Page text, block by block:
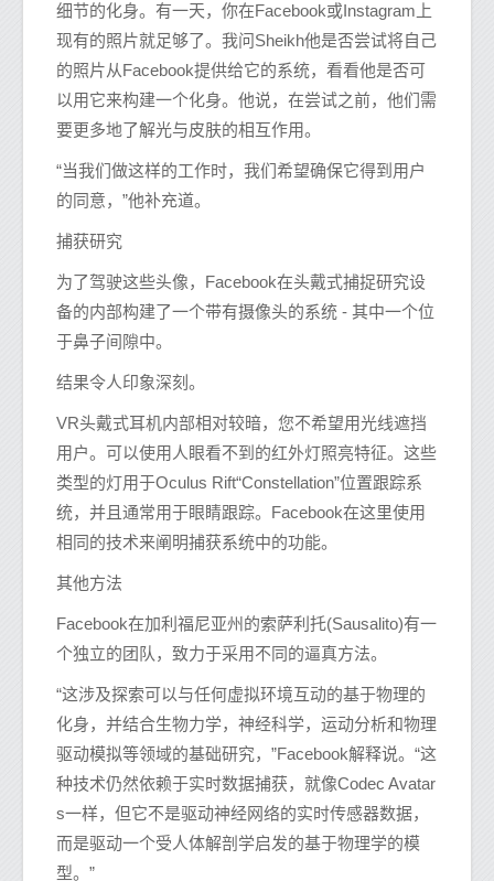
细节的化身。有一天，你在Facebook或Instagram上
现有的照片就足够了。我问Sheikh他是否尝试将自己
的照片从Facebook提供给它的系统，看看他是否可
以用它来构建一个化身。他说，在尝试之前，他们需
要更多地了解光与皮肤的相互作用。
“当我们做这样的工作时，我们希望确保它得到用户
的同意，”他补充道。
捕获研究
为了驾驶这些头像，Facebook在头戴式捕捉研究设
备的内部构建了一个带有摄像头的系统 - 其中一个位
于鼻子间隙中。
结果令人印象深刻。
VR头戴式耳机内部相对较暗，您不希望用光线遮挡
用户。可以使用人眼看不到的红外灯照亮特征。这些
类型的灯用于Oculus Rift“Constellation”位置跟踪系
统，并且通常用于眼睛跟踪。Facebook在这里使用
相同的技术来阐明捕获系统中的功能。
其他方法
Facebook在加利福尼亚州的索萨利托(Sausalito)有一
个独立的团队，致力于采用不同的逼真方法。
“这涉及探索可以与任何虚拟环境互动的基于物理的
化身，并结合生物力学，神经科学，运动分析和物理
驱动模拟等领域的基础研究，”Facebook解释说。“这
种技术仍然依赖于实时数据捕获，就像Codec Avatar
s一样，但它不是驱动神经网络的实时传感器数据，
而是驱动一个受人体解剖学启发的基于物理学的模
型。”